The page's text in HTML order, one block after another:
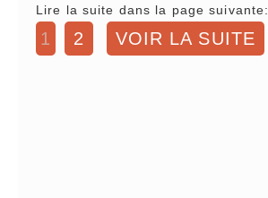
Lire la suite dans la page suivante:
1 2 VOIR LA SUITE